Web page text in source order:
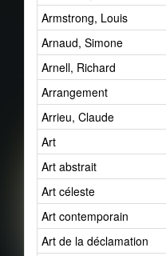
Armstrong, Louis
Arnaud, Simone
Arnell, Richard
Arrangement
Arrieu, Claude
Art
Art abstrait
Art céleste
Art contemporain
Art de la déclamation